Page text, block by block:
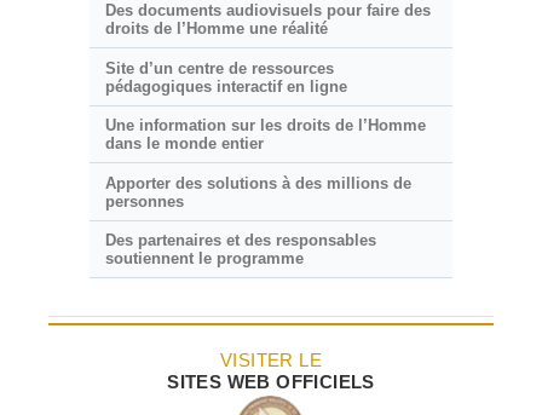
Des documents audiovisuels pour faire des
droits de l’Homme une réalité
Site d’un centre de ressources
pédagogiques interactif en ligne
Une information sur les droits de l’Homme
dans le monde entier
Apporter des solutions à des millions de
personnes
Des partenaires et des responsables
soutiennent le programme
VISITER LE
SITES WEB OFFICIELS